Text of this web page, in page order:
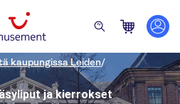
kaupungissa Leiden/
ja kierrokset